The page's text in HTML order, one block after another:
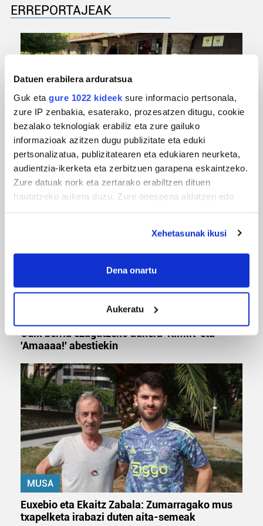
Datuen erabilera arduratsua
Guk eta gure 1022 kideek sure informacio pertsonala,
zure IP zenbakia, esaterako, prozesatzen ditugu, cookie
bezalako teknologiak erabiliz eta zure gailuko
informazioak azitzen dugu publizitate eta eduki
pertsonalizatua, publizitatearen eta edukiaren neurketa,
audientzia-ikerketa eta zerbitzuen garapena eskaintzeko.
Zure datuak nork eta zertarako erabiltzen dituen
hautatzeko aukera duzu. Zure onespena aldatzen edo
If you allow, we would also like to:
Collect information about your geographical
meters
Identify your device by actively scanning it for
specific characteristics (fingerprinting)
Find out more about how your personal data is processed
Guk eta gure bazkideek zure datu pertsonalak
prozesatzen ditugu, zure IP zenbakia, besteak beste,
teknologia erabiliz, cookieak adibidez, iragarki eta eduki
pertsonalizatuak eskaintzeko, iragarkiak eta edukia
neurtzeko, jendeari buruzko informazioa biltzeko eta
produktuak garatzeko. Zure datuak nork eta zertarako
erabiltzen dituen hauta dezakezu.
interes komertzial legitimoetan babesten dira. Ikusi gure
Xehetasunak ikusi
Dena onartu
Aukeratu
ERREPORTAJEAK
URBIAKO FESTA
Urbiako zelaiak erromeria leku
Odik berria ezagutzeko aukera 'KimiK' eta
'Amaaaa!' abestiekin
MUSA
Euxebio eta Ekaitz Zabala: Zumarragako mus
txapelketa irabazi duten aita-semeak